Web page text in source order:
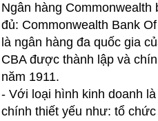
Ngân hàng Commonwealth
đủ: Commonwealth Bank
là ngân hàng đa quốc gia
CBA được thành lập và
năm 1911.
- Với loại hình kinh doanh
chính thiết yếu như: tổ